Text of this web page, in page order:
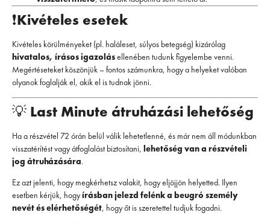
❗Kivételes esetek
Kivételes körülményeket (pl. haláleset, súlyos betegség) kizárólag
hivatalos, írásos igazolásellenében tudunk figyelembe venni.
Megértéseteket köszönjük – fontos számunkra, hogy a helyeket valóban
olyanok foglalják el, akik el is tudnak jönni.
💡 Last Minute átruházási lehetőség
Ha a részvétel 72 órán belül válik lehetetlenné, és már nem áll módunkban
visszatérítést vagy átfoglalást biztosítani, lehetőség van a részvételi
jog átruházására.
Ez azt jelenti, hogy megkérhetsz valakit, hogy eljöjjön helyetted. Ilyen
esetben kérjük, hogyírásban jelezd felénk a beugró személy
nevét és elérhetőségét, hogy őt is szeretettel tudjuk fogadni.